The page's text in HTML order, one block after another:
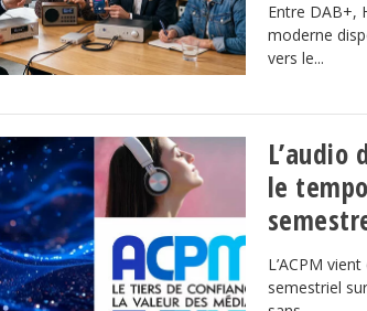
Entre DAB+,
moderne
vers le...
le
L’ACPM
semestriel